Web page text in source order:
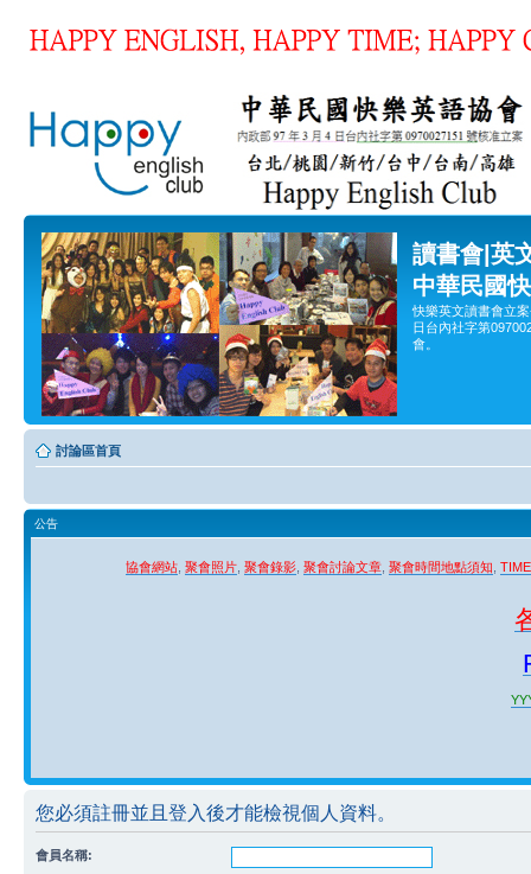
讀書會|英
中華民國
快樂英文讀書會立
日台內社字第
會。
討論區首頁
公告
協會網站 聚會照片 聚會錄影 聚會討論文章 聚會時間地點須知
您必須註冊並且登入後才能檢視個人資料。
會員名稱: